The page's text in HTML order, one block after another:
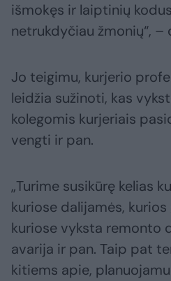
išmokęs ir laiptinių
netrukdyčiau žmonių“, –
Jo teigimu, kurjerio
leidžia sužinoti, kas
kolegomis kurjeriais
vengti ir pan.
„Turime susikūrę kelias
kuriose dalijamės,
kuriose vyksta remonto
avarija ir pan. Taip pat
kitiems apie,